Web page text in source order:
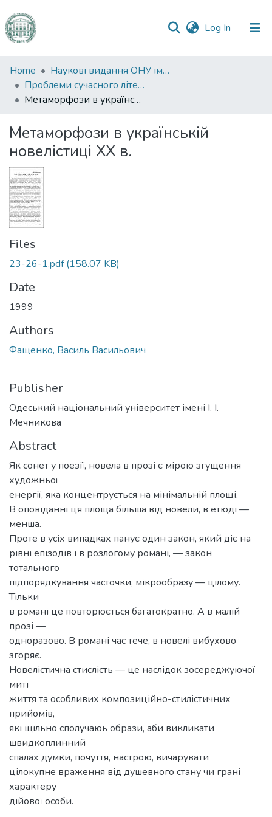
Log In (current)
Communities
&
Collections
Statistics
Home
Наукові видання ОНУ імені І. І. Мечникова
Проблеми сучасного літературознавства
Метаморфози в українській новелістиці XX в.
Метаморфози в українській
новелістиці XX в.
Files
23-26-1.pdf(158.07 KB)
Date
1999
Authors
Фащенко, Василь Васильович
Publisher
Одеський національний університет імені І. І.
Мечникова
Abstract
Як сонет у поезії, новела в прозі є мірою згущення
художньої
енергії, яка концентрується на мінімальній площі.
В оповіданні ця площа більша від новели, в етюді —
менша.
Проте в усіх випадках панує один закон, який діє на
рівні епізодів і в розлогому романі, — закон
тотального
підпорядкування часточки, мікрообразу — цілому.
Тільки
в романі це повторюється багатократно. А в малій
прозі —
одноразово. В романі час тече, в новелі вибухово
згоряє.
Новелістична стислість — це наслідок зосереджуючої
миті
життя та особливих композиційно-стилістичних
прийомів,
які щільно сполучаюь образи, аби викликати
швидкоплинний
спалах думки, почуття, настрою, вичарувати
цілокупне враження від душевного стану чи грані
характеру
дійової особи.